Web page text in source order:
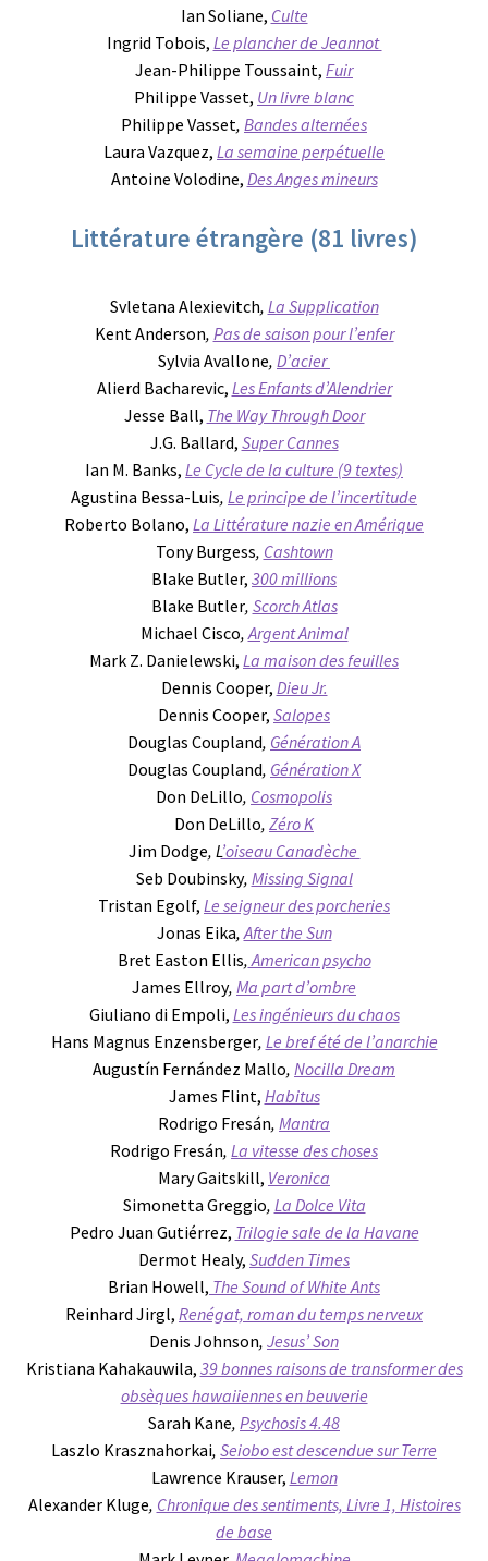
Ian Soliane, Culte
Ingrid Tobois, Le plancher de Jeannot
Jean-Philippe Toussaint, Fuir
Philippe Vasset, Un livre blanc
Philippe Vasset, Bandes alternées
Laura Vazquez, La semaine perpétuelle
Antoine Volodine, Des Anges mineurs
Littérature étrangère (81 livres)
Svletana Alexievitch, La Supplication
Kent Anderson, Pas de saison pour l’enfer
Sylvia Avallone, D’acier
Alierd Bacharevic, Les Enfants d’Alendrier
Jesse Ball, The Way Through Door
J.G. Ballard, Super Cannes
Ian M. Banks, Le Cycle de la culture (9 textes)
Agustina Bessa-Luis, Le principe de l’incertitude
Roberto Bolano, La Littérature nazie en Amérique
Tony Burgess, Cashtown
Blake Butler, 300 millions
Blake Butler, Scorch Atlas
Michael Cisco,Argent Animal
Mark Z. Danielewski, La maison des feuilles
Dennis Cooper, Dieu Jr.
Dennis Cooper, Salopes
Douglas Coupland, Génération A
Douglas Coupland, Génération X
Don DeLillo, Cosmopolis
Don DeLillo, Zéro K
Jim Dodge, L’oiseau Canadèche
Seb Doubinsky, Missing Signal
Tristan Egolf, Le seigneur des porcheries
Jonas Eika,After the Sun
Bret Easton Ellis,American psycho
James Ellroy, Ma part d’ombre
Giuliano di Empoli, Les ingénieurs du chaos
Hans Magnus Enzensberger, Le bref été de l’anarchie
Augustín Fernández Mallo, Nocilla Dream
James Flint, Habitus
Rodrigo Fresán, Mantra
Rodrigo Fresán, La vitesse des choses
Mary Gaitskill, Veronica
Simonetta Greggio, La Dolce Vita
Pedro Juan Gutiérrez, Trilogie sale de la Havane
Dermot Healy, Sudden Times
Brian Howell, The Sound of White Ants
Reinhard Jirgl, Renégat, roman du temps nerveux
Denis Johnson, Jesus’ Son
Kristiana Kahakauwila, 39 bonnes raisons de transformer des
obsèques hawaiiennes en beuverie
Sarah Kane, Psychosis 4.48
Laszlo Krasznahorkai, Seiobo est descendue sur Terre
Lawrence Krauser, Lemon
Alexander Kluge, Chronique des sentiments, Livre 1, Histoires
de base